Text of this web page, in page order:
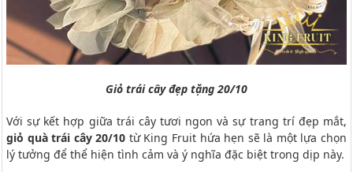
Giỏ trái cây đẹp tặng 20/10
Với sự kết hợp giữa trái cây tươi ngon và sự trang trí đẹp mắt,
giỏ quà trái cây 20/10 từ King Fruit hứa hẹn sẽ là một lựa chọn
lý tưởng để thể hiện tình cảm và ý nghĩa đặc biệt trong dịp này.